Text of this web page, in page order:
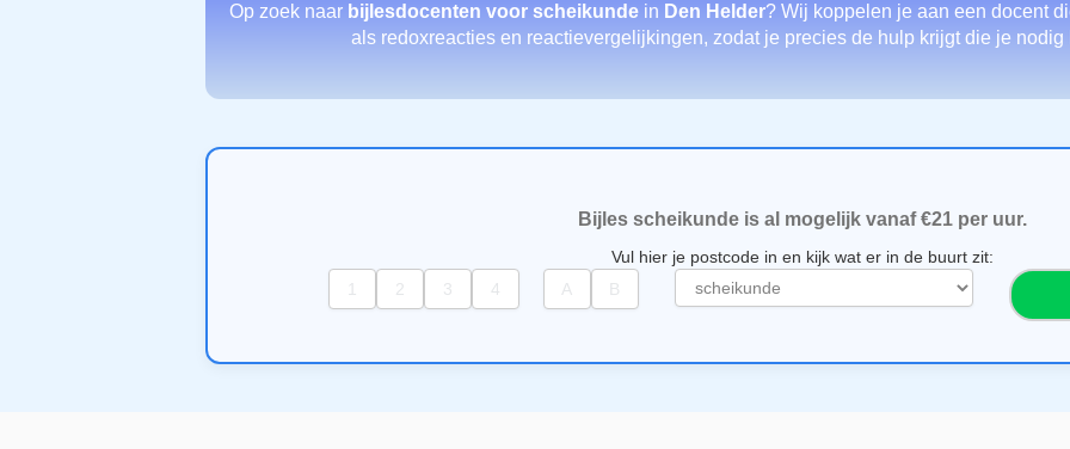
Op zoek naar bijlesdocenten voor scheikunde in Den Helder? Wij koppelen je aan een docent
als redoxreacties en reactievergelijkingen, zodat je precies de hulp krijgt die je nodig
Bijles scheikunde is al mogelijk vanaf €21 per uur.
Vul hier je postcode in en kijk wat er in de buurt zit:
e